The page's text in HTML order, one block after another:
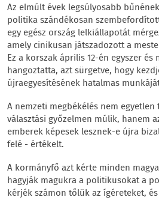
Az elmúlt évek legsúlyosabb
politika szándékosan
egy egész ország lelkiállapotát
amely cinikusan játszadozott a
Ez a korszak április 12-én egyszer
hangoztatta, azt sürgetve, hogy
újraegyesítésének hatalmas
A nemzeti megbékélés nem
választási győzelmen múlik, hanem
emberek képesek lesznek-e újra
felé - értékelt.
A kormányfő azt kérte minden
hagyják magukra a politikusokat a
kérjék számon tőlük az ígéreteket,